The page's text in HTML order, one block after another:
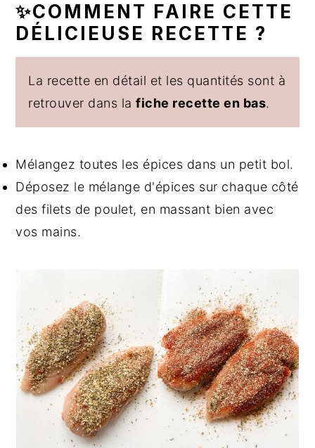
✨COMMENT FAIRE CETTE
DÉLICIEUSE RECETTE ?
La recette en détail et les quantités sont à
retrouver dans lafiche recette en bas.
Mélangez toutes les épices dans un petit bol.
Déposez le mélange d'épices sur chaque côté
des filets de poulet, en massant bien avec
vos mains.